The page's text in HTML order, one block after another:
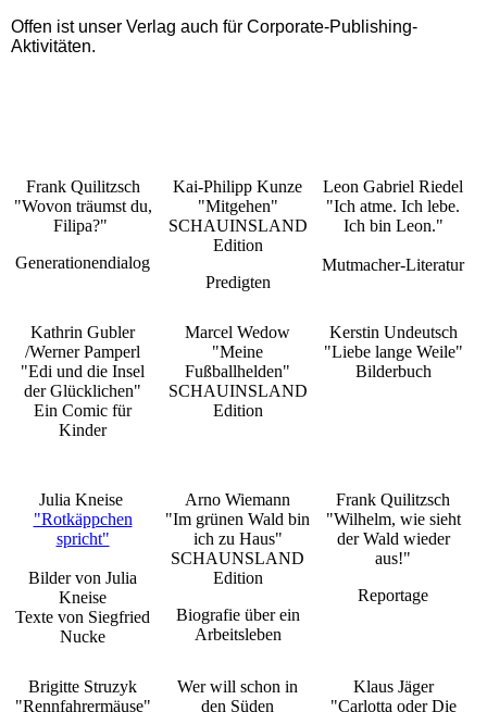
Offen ist unser Verlag auch für Corporate-Publishing-
Aktivitäten.
Frank Quilitzsch
"Wovon träumst du,
Filipa?"
Generationendialog
Kai-Philipp Kunze
"Mitgehen"
SCHAUINSLAND
Edition
Predigten
Leon Gabriel Riedel
"Ich atme. Ich lebe.
Ich bin Leon."
Mutmacher-Literatur
Kathrin Gubler
/Werner Pamperl
"Edi und die Insel
der Glücklichen"
Ein Comic für
Kinder
Marcel Wedow
"Meine
Fußballhelden"
SCHAUINSLAND
Edition
Kerstin Undeutsch
"Liebe lange Weile"
Bilderbuch
Julia Kneise
"Rotkäppchen
spricht"
Bilder von Julia
Kneise
Texte von Siegfried
Nucke
Arno Wiemann
"Im grünen Wald bin
ich zu Haus"
SCHAUNSLAND
Edition
Biografie über ein
Arbeitsleben
Frank Quilitzsch
"Wilhelm, wie sieht
der Wald wieder
aus!"
Reportage
Brigitte Struzyk
"Rennfahrermäuse"
Wer will schon in
den Süden
Klaus Jäger
"Carlotta oder Die